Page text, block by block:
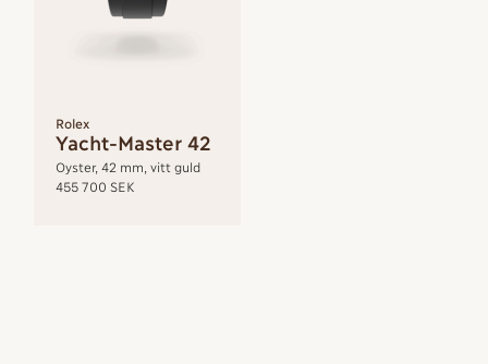
Rolex
Yacht-Master 42
Oyster, 42 mm, vitt guld
455 700 SEK